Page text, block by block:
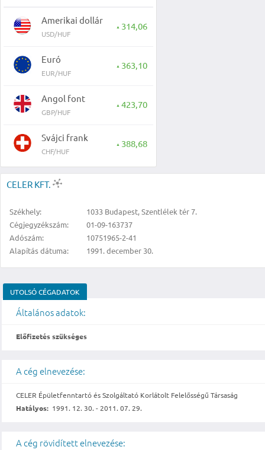
Amerikai dollár
USD/HUF
▲ 314,06
Euró
EUR/HUF
▲ 363,10
Angol font
GBP/HUF
▲ 423,70
Svájci frank
CHF/HUF
▲ 388,68
CELER KFT.
Székhely:
1033 Budapest, Szentlélek tér 7.
Cégjegyzékszám:
01-09-163737
Adószám:
10751965-2-41
Alapítás dátuma:
1991. december 30.
UTOLSÓ CÉGADATOK
Általános adatok:
Előfizetés szükséges
A cég elnevezése:
CELER Épületfenntartó és Szolgáltató Korlátolt Felelősségű Társaság
Hatályos: 1991. 12. 30. - 2011. 07. 29.
A cég rövidített elnevezése: